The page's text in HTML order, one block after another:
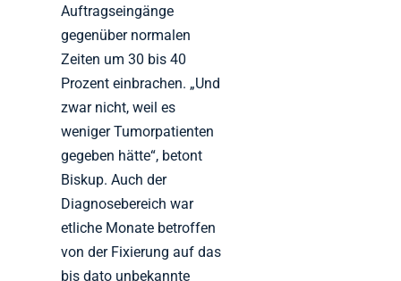
Auftragseingänge
gegenüber normalen
Zeiten um 30 bis 40
Prozent einbrachen. „Und
zwar nicht, weil es
weniger Tumorpatienten
gegeben hätte“, betont
Biskup. Auch der
Diagnosebereich war
etliche Monate betroffen
von der Fixierung auf das
bis dato unbekannte